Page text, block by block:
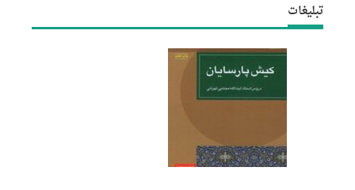
تبلیغات